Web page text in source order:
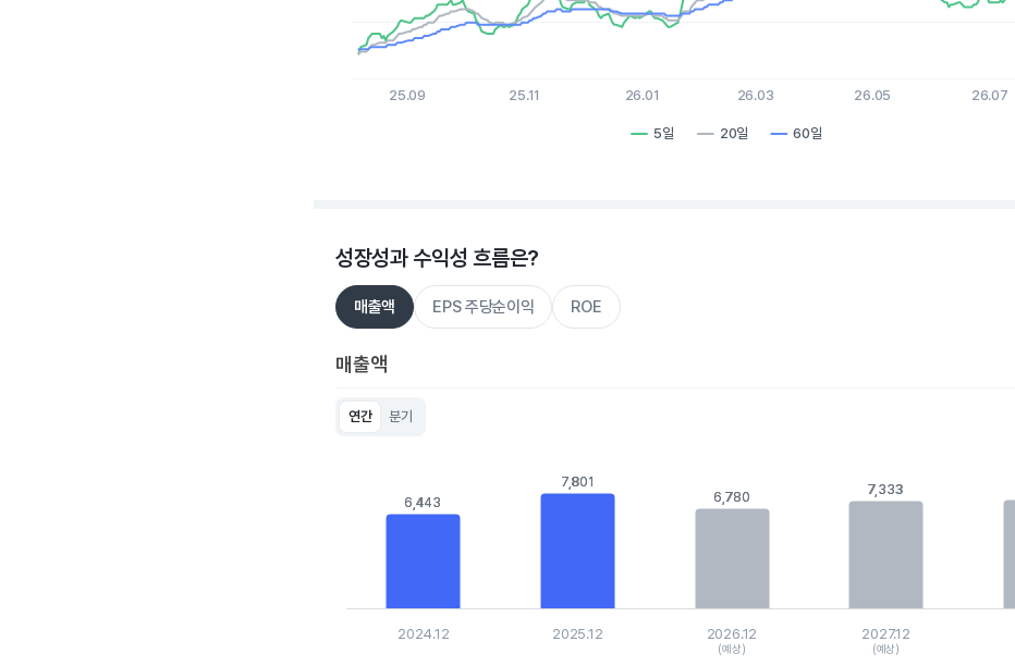
5일 20일 60일
25.09 25.11 26.01 26.03 26.05 26.07
성장성과 수익성 흐름은?
매출액 EPS 주당순이익 ROE
매출액
연간 분기
The chart has 1 X axis displaying categories.
The chart has 1 Y axis displaying values. Data ranges from 6443.365696 to 7801.277372.
6,443
6,443
7,801
7,801
6,780
6,780 7,333
7,333
2024.12 2025.12 2026.12
(예상)
2027.12
(예상)